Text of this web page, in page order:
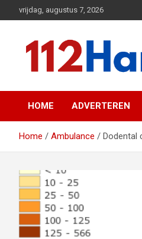
naar
vrijdag, augustus 7, 2026
112
HOME ADVERTEREN
Home Ambulance Dodental